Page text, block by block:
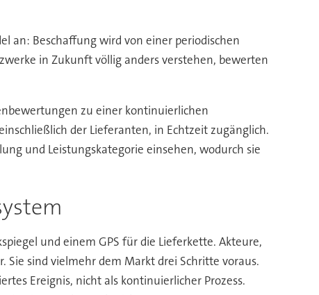
an: Beschaffung wird von einer periodischen
in Zukunft völlig anders verstehen, bewerten
zu einer kontinuierlichen
der Lieferanten, in Echtzeit zugänglich.
und Leistungskategorie einsehen, wodurch sie
und einem GPS für die Lieferkette. Akteure,
sind vielmehr dem Markt drei Schritte voraus.
Ereignis, nicht als kontinuierlicher Prozess.